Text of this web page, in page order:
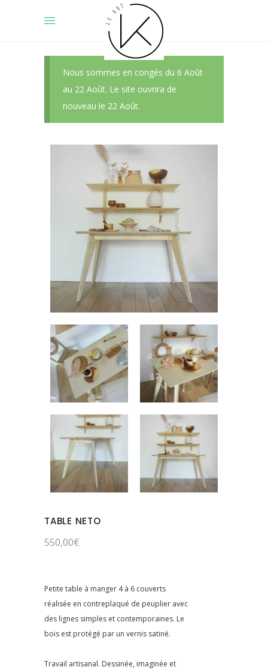
Nous sommes en congés du 6 Août
au 22 Août. Le site ouvrira de
nouveau le 22 Août.
TABLE NETO
550,00€
Petite table à manger 4 à 6 couverts
réalisée en contreplaqué de peuplier avec
des lignes simples et contemporaines. Le
bois est protégé par un vernis satiné.
Travail artisanal. Dessinée, imaginée et